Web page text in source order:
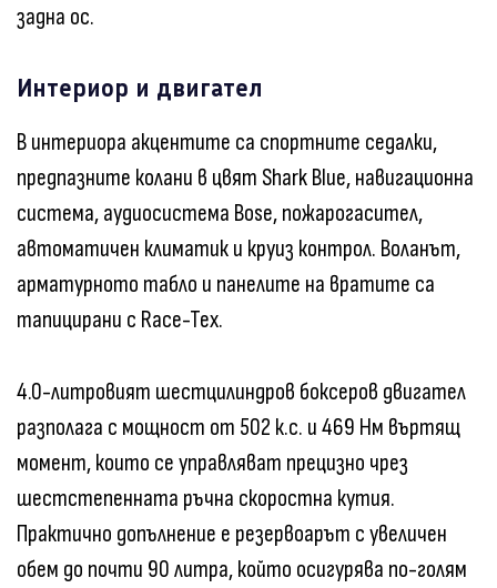
задна ос.
Интериор и двигател
В интериора акцентите са спортните седалки,
предпазните колани в цвят Shark Blue, навигационна
система, аудиосистема Bose, пожарогасител,
автоматичен климатик и круиз контрол. Воланът,
арматурното табло и панелите на вратите са
тапицирани с Race-Tex.
4.0-литровият шестцилиндров боксеров двигател
разполага с мощност от 502 к.с. и 469 Нм въртящ
момент, които се управляват прецизно чрез
шестстепенната ръчна скоростна кутия.
Практично допълнение е резервоарът с увеличен
обем до почти 90 литра, който осигурява по-голям